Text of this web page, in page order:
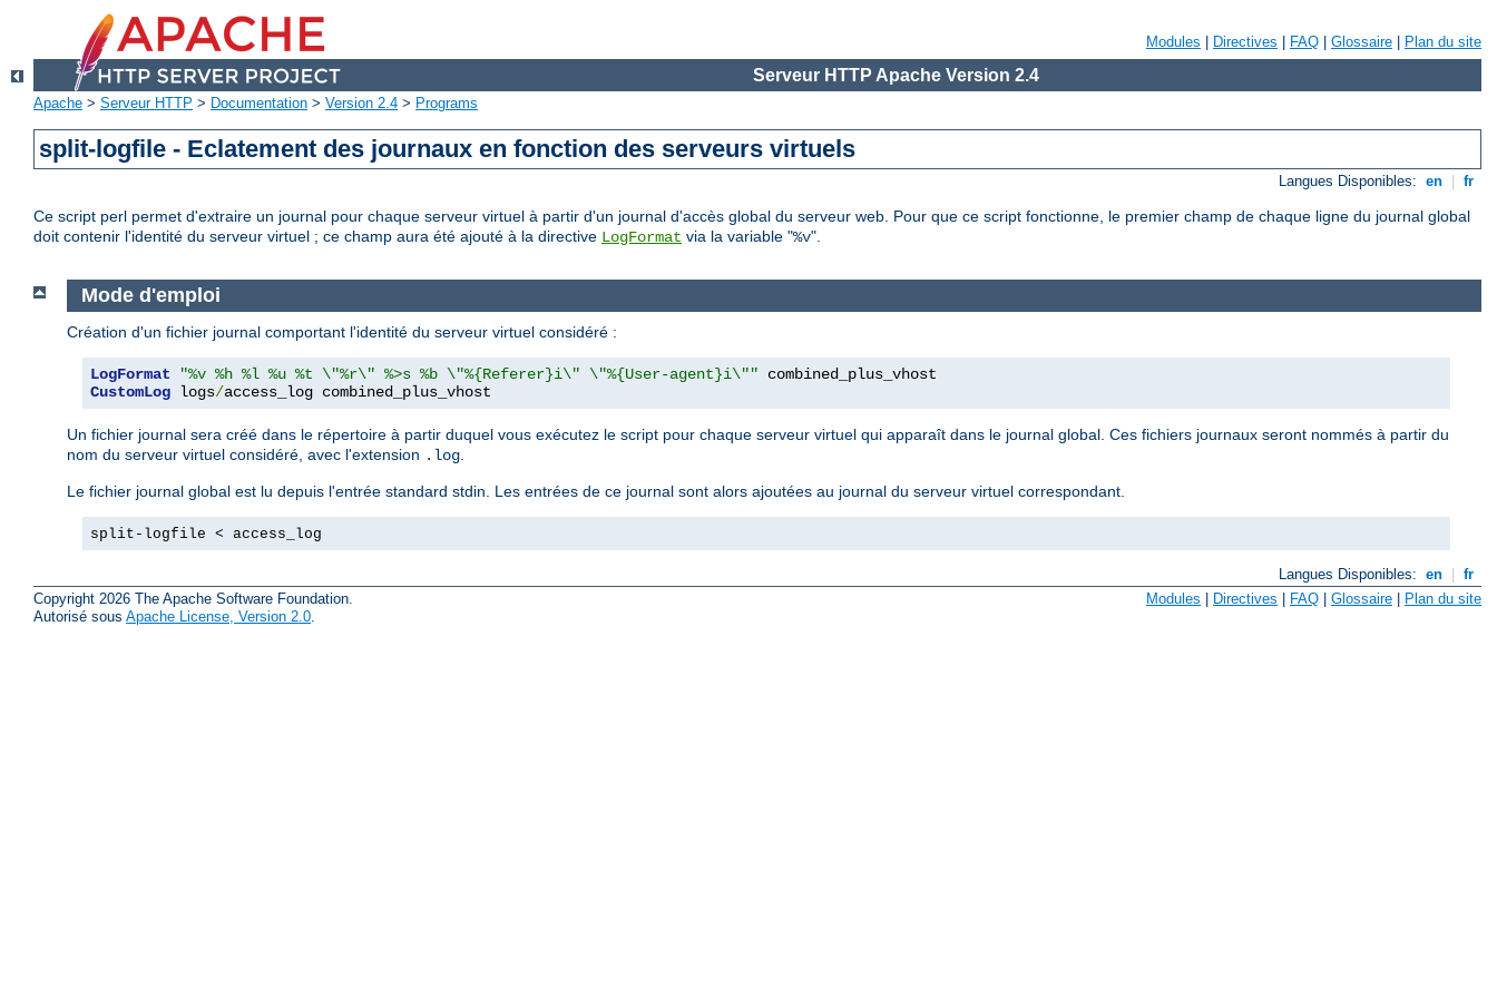
Modules Directives FAQ Glossaire Plan du site
Serveur HTTP Apache Version 2.4
Apache > Serveur HTTP > Documentation > Version 2.4 > Programs
split-logfile - Eclatement des journaux en fonction des serveurs virtuels
Langues Disponibles: en fr
Ce script perl permet d'extraire un journal pour chaque serveur virtuel à partir d'un journal d'accès global du serveur web. Pour que ce script fonctionne, le premier champ de chaque ligne du journal global
doit contenir l'identité du serveur virtuel ; ce champ aura été ajouté à la directive LogFormat via la variable "%v".
Mode d'emploi
Création d'un fichier journal comportant l'identité du serveur virtuel considéré :
LogFormat "%v %h %l %u %t \"%r\" %>s %b \"%{Referer}i\" \"%{User-agent}i\""
CustomLog logs/access_log combined_plus_vhost
Un fichier journal sera créé dans le répertoire à partir duquel vous exécutez le script pour chaque serveur virtuel qui apparaît dans le journal global. Ces fichiers journaux seront nommés à partir du
nom du serveur virtuel considéré, avec l'extension .log
Le fichier journal global est lu depuis l'entrée standard stdin. Les entrées de ce journal sont alors ajoutées au journal du serveur virtuel correspondant.
split-logfile < access_log
Langues Disponibles: en | fr
Copyright 2026 The Apache Software Foundation.
Autorisé sous Apache License, Version 2.0.
Modules Directives FAQ Glossaire Plan du site